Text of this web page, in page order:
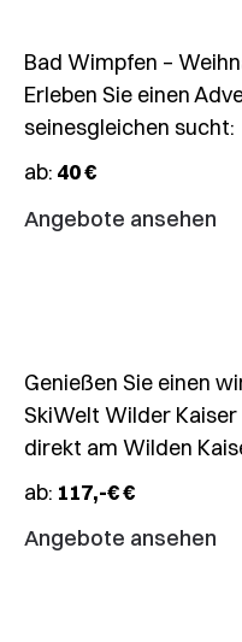
Bad Wimpfen –
Erleben Sie einen
seinesgleichen
ab: 40 €
Angebote ansehen
29.12.2026
Tages-
Genießen Sie einen
SkiWelt Wilder
direkt am Wilden
ab: 117,-€ €
Angebote ansehen